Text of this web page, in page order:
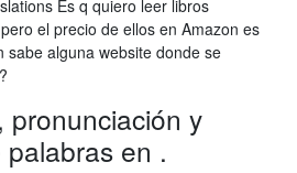
Es q quiero leer libros
el precio de ellos en Amazon es
sabe alguna website donde se
pronunciación y
en .